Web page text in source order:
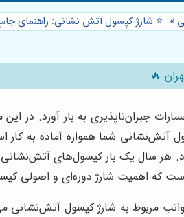
» ⭐️ شارژ کپسول آتش نشانی: راهنمای
🔥
جبران‌ناپذیری به بار آورد. در
آتش‌نشانی شما همواره آماده به
هر سال یک بار کپسول‌های آتش‌نشانی
که اهمیت شارژ دوره‌ای و اصولی
مربوط به شارژ کپسول آتش‌نشانی